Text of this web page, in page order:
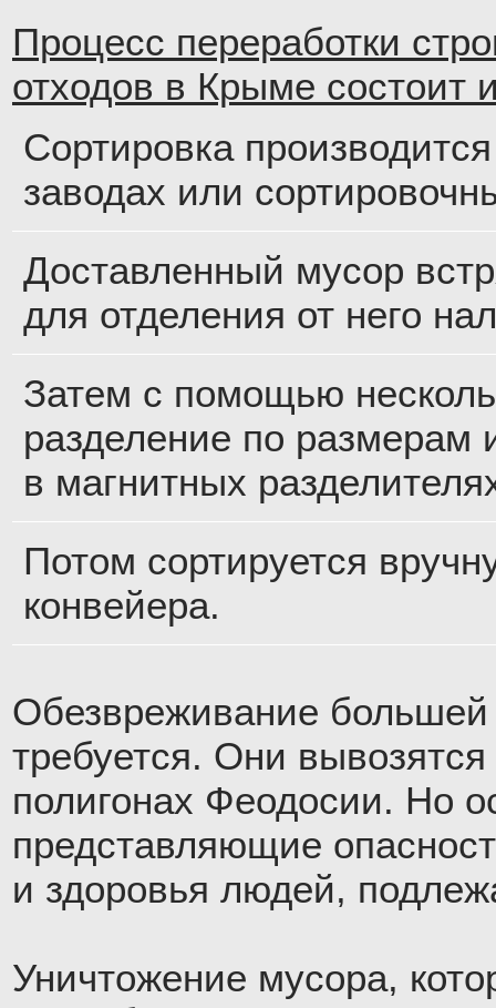
Процесс переработки
отходов в Крыме состоит
Сортировка
заводах или
Доставленный мусор
для отделения от него
Затем с помощью
разделение по размерам
в магнитных
Потом сортируется
конвейера.
Обезвреживание большей
требуется. Они
полигонах Феодосии. Но
представляющие
и здоровья людей,
Уничтожение мусора,